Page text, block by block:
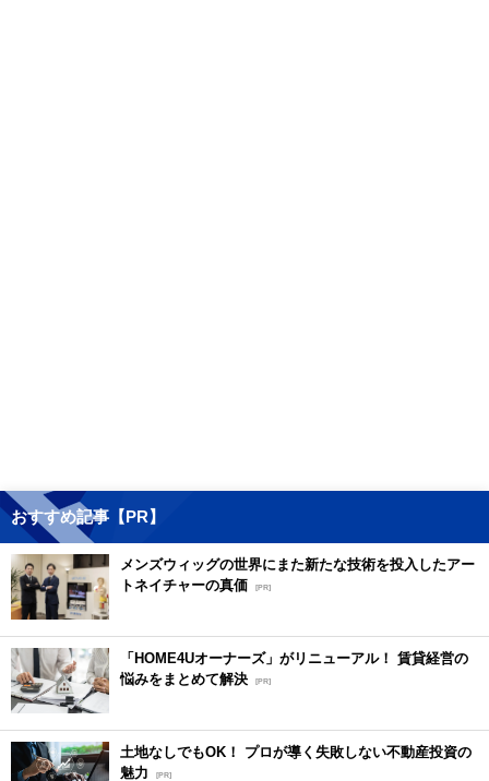
おすすめ記事【PR】
メンズウィッグの世界にまた新たな技術を投入したアー
トネイチャーの真価 [PR]
「HOME4Uオーナーズ」がリニューアル！ 賃貸経営の
悩みをまとめて解決 [PR]
土地なしでもOK！ プロが導く失敗しない不動産投資の
魅力
[PR]